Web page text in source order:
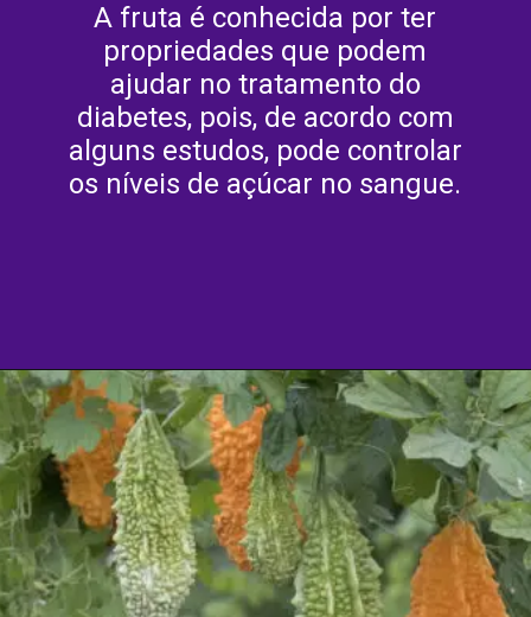
A fruta é conhecida por ter
propriedades que podem
ajudar no tratamento do
diabetes, pois, de acordo com
alguns estudos, pode controlar
os níveis de açúcar no sangue.